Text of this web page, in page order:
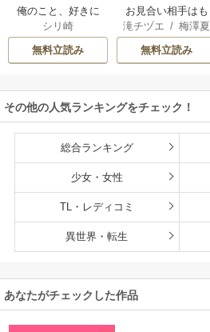
俺のこと、好きに
ならないでね。
シリ崎
無料立読み
お見合い相手はも
じゃもじゃニート
滝チヅエ /梅澤夏
子（エブリスタ）
無料立読み
その他の人気ランキングをチェック！
総合ランキング
少女・女性
TL・レディコミ
異世界・転生
あなたがチェックした作品